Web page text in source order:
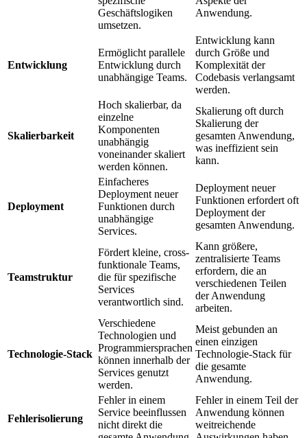
Geschäftslogiken
umsetzen.
Anwendung.
Entwicklung
Ermöglicht parallele
Entwicklung durch
unabhängige Teams.
Entwicklung kann
durch Größe und
Komplexität der
Codebasis verlangsamt
werden.
Skalierbarkeit
Hoch skalierbar, da
einzelne
Komponenten
unabhängig
voneinander skaliert
werden können.
Skalierung oft durch
Skalierung der
gesamten Anwendung,
was ineffizient sein
kann.
Deployment
Einfacheres
Deployment neuer
Funktionen durch
unabhängige
Services.
Deployment neuer
Funktionen erfordert oft
Deployment der
gesamten Anwendung.
Teamstruktur
Fördert kleine, cross-
funktionale Teams,
die für spezifische
Services
verantwortlich sind.
Kann größere,
zentralisierte Teams
erfordern, die an
verschiedenen Teilen
der Anwendung
arbeiten.
Technologie-Stack
Verschiedene
Technologien und
Programmiersprachen
können innerhalb der
Services genutzt
werden.
Meist gebunden an
einen einzigen
Technologie-Stack für
die gesamte
Anwendung.
Fehlerisolierung
Fehler in einem
Service beeinflussen
nicht direkt die
Fehler in einem Teil der
Anwendung können
weitreichende